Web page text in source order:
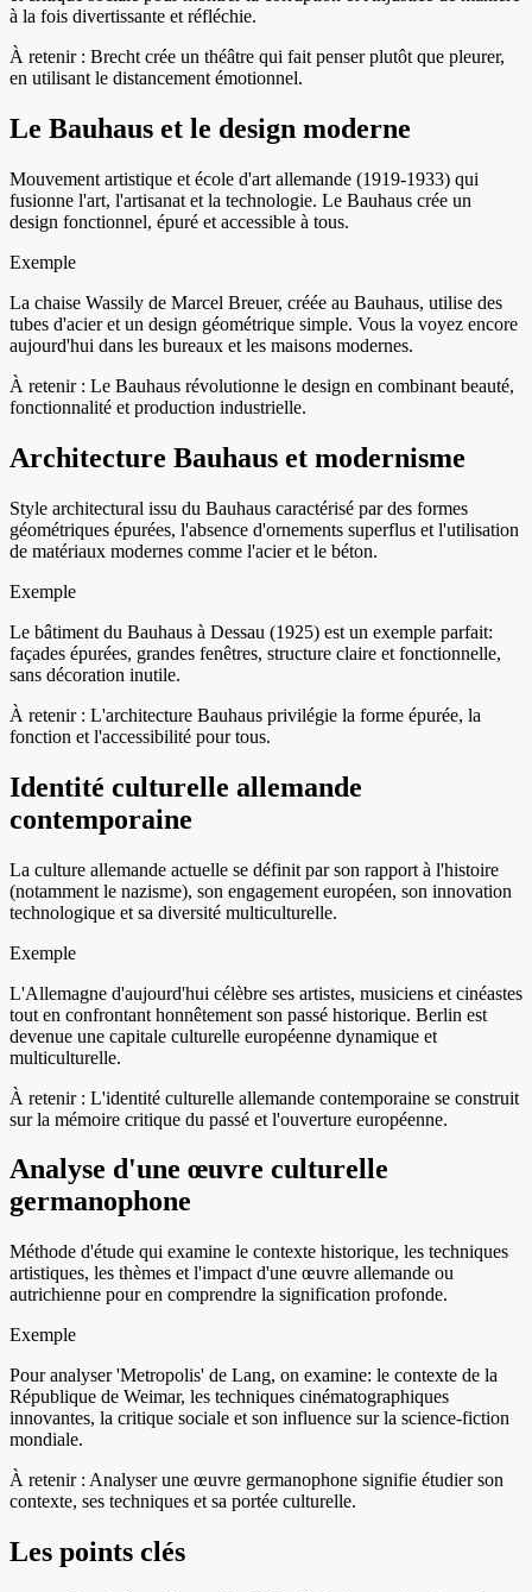
à la fois divertissante et réfléchie.
À retenir : Brecht crée un théâtre qui fait penser plutôt que pleurer,
en utilisant le distancement émotionnel.
Le Bauhaus et le design moderne
Mouvement artistique et école d'art allemande (1919-1933) qui
fusionne l'art, l'artisanat et la technologie. Le Bauhaus crée un
design fonctionnel, épuré et accessible à tous.
Exemple
La chaise Wassily de Marcel Breuer, créée au Bauhaus, utilise des
tubes d'acier et un design géométrique simple. Vous la voyez encore
aujourd'hui dans les bureaux et les maisons modernes.
À retenir : Le Bauhaus révolutionne le design en combinant beauté,
fonctionnalité et production industrielle.
Architecture Bauhaus et modernisme
Style architectural issu du Bauhaus caractérisé par des formes
géométriques épurées, l'absence d'ornements superflus et l'utilisation
de matériaux modernes comme l'acier et le béton.
Exemple
Le bâtiment du Bauhaus à Dessau (1925) est un exemple parfait:
façades épurées, grandes fenêtres, structure claire et fonctionnelle,
sans décoration inutile.
À retenir : L'architecture Bauhaus privilégie la forme épurée, la
fonction et l'accessibilité pour tous.
Identité culturelle allemande
contemporaine
La culture allemande actuelle se définit par son rapport à l'histoire
(notamment le nazisme), son engagement européen, son innovation
technologique et sa diversité multiculturelle.
Exemple
L'Allemagne d'aujourd'hui célèbre ses artistes, musiciens et cinéastes
tout en confrontant honnêtement son passé historique. Berlin est
devenue une capitale culturelle européenne dynamique et
multiculturelle.
À retenir : L'identité culturelle allemande contemporaine se construit
sur la mémoire critique du passé et l'ouverture européenne.
Analyse d'une œuvre culturelle
germanophone
Méthode d'étude qui examine le contexte historique, les techniques
artistiques, les thèmes et l'impact d'une œuvre allemande ou
autrichienne pour en comprendre la signification profonde.
Exemple
Pour analyser 'Metropolis' de Lang, on examine: le contexte de la
République de Weimar, les techniques cinématographiques
innovantes, la critique sociale et son influence sur la science-fiction
mondiale.
À retenir : Analyser une œuvre germanophone signifie étudier son
contexte, ses techniques et sa portée culturelle.
Les points clés